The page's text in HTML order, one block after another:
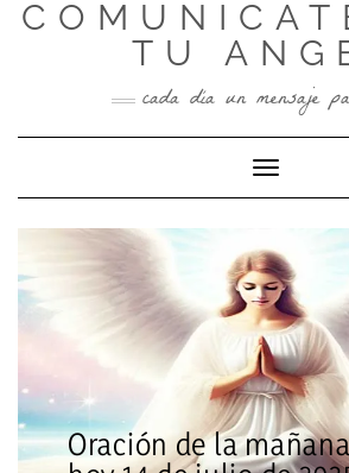
Skip
TU
cada día un mensaje
Toggle
Oración de la